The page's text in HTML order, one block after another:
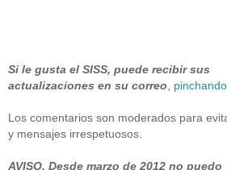
Si le gusta el SISS, puede recibir sus
actualizaciones en su correo
Los comentarios son moderados para
y mensajes irrespetuosos.
AVISO. Desde marzo de 2012 no puedo